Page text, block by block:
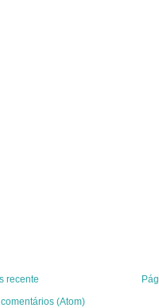
recente
comentários (Atom)